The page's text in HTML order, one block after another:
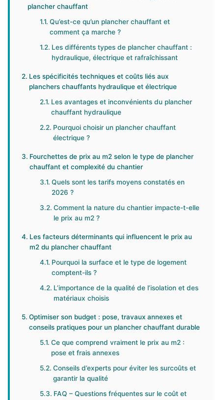
plancher chauffant
Qu’est-ce qu’un plancher chauffant et
comment ça marche ?
Les différents types de plancher chauffant :
hydraulique, électrique et rafraîchissant
Les spécificités techniques et coûts liés aux
planchers chauffants hydraulique et électrique
Les avantages et inconvénients du plancher
chauffant hydraulique
Pourquoi choisir un plancher chauffant
électrique ?
Fourchettes de prix au m2 selon le type de plancher
chauffant et complexité du chantier
Quels sont les tarifs moyens constatés en
2026 ?
Comment la nature du chantier impacte-t-elle
le prix au m2 ?
Les facteurs déterminants qui influencent le prix au
m2 du plancher chauffant
Pourquoi la surface et le type de logement
comptent-ils ?
L’importance de la qualité de l’isolation et des
matériaux choisis
Optimiser son budget : pose, travaux annexes et
conseils pratiques pour un plancher chauffant durable
Ce que comprend vraiment le prix au m2 :
pose et frais annexes
Conseils d’experts pour éviter les surcoûts et
garantir la qualité
FAQ – Questions fréquentes sur le coût et